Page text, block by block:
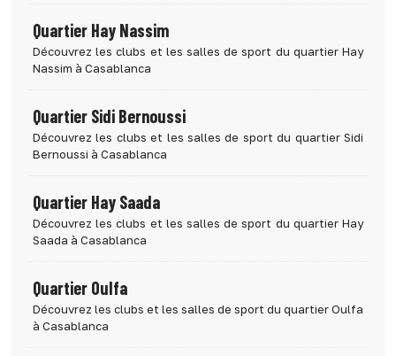
Quartier Hay Nassim
Découvrez les clubs et les salles de sport du quartier Hay
Nassim à Casablanca
Quartier Sidi Bernoussi
Découvrez les clubs et les salles de sport du quartier Sidi
Bernoussi à Casablanca
Quartier Hay Saada
Découvrez les clubs et les salles de sport du quartier Hay
Saada à Casablanca
Quartier Oulfa
Découvrez les clubs et les salles de sport du quartier Oulfa
à Casablanca